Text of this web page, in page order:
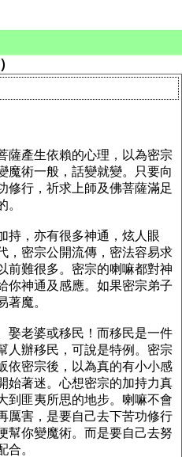
薩產生依賴的心理，以為密宗
魔術一般，話變就變。只要向
修行，祈求上師及佛菩薩滿足
。
持，亦有很多神通，炫人眼
，密宗公開流傳，密法容易求
前難很多。密宗的喇嘛都對神
你神通及感應。如果密宗弟子
著魔。
娶老婆或移民！而移民是一件
人辦移民，可說是特例。密宗
依密宗後，以為真的有小小感
始著迷。心想密宗的加持力真
到匪夷所思的地步。喇嘛不會
厲害，是要自己去下苦功修行
幫你變魔術。而是要自己去努
合。